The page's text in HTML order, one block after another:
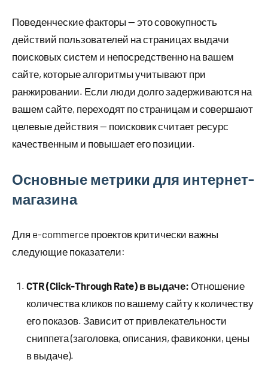
Поведенческие факторы — это совокупность
действий пользователей на страницах выдачи
поисковых систем и непосредственно на вашем
сайте, которые алгоритмы учитывают при
ранжировании. Если люди долго задерживаются на
вашем сайте, переходят по страницам и совершают
целевые действия — поисковик считает ресурс
качественным и повышает его позиции.
Основные метрики для интернет-
магазина
Для e-commerce проектов критически важны
следующие показатели:
CTR (Click-Through Rate) в выдаче: Отношение
количества кликов по вашему сайту к количеству
его показов. Зависит от привлекательности
сниппета (заголовка, описания, фавиконки, цены
в выдаче).